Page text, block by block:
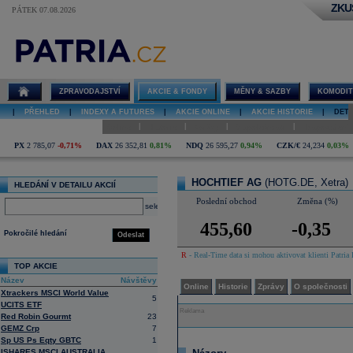
PÁTEK 07.08.2026
HOCHTIEF
AG diskuze
ZPRAVODAJSTVÍ AKCIE & FONDY MĚNY & SAZBY
PŘEHLED INDEXY A FUTURES AKCIE ONLINE AKCIE HISTORIE
PX 2 785,07 -0,71% DAX 26 352,81 0,81% NDQ 26 595,27 0,94% CZK/€ 24,234 0,03%
HLEDÁNÍ V DETAILU AKCIÍ
select
Odeslat
Pokročilé hledání
TOP AKCIE
Název
Návštěvy
Xtrackers MSCI World Value
UCITS ETF
5
Red Robin Gourmt
23
GEMZ Crp
7
Sp US Ps Eqty GBTC
1
HOCHTIEF AG (HOTG.DE, Xetra)
Poslední obchod Změna (%)
455,60 -0,35
R - Real-Time data si mohou aktivovat klienti
Online Historie Zprávy O společnosti
Reklama